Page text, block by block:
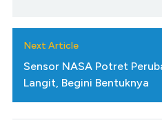
Next Article
Sensor NASA Potret
Langit, Begini Bentuknya